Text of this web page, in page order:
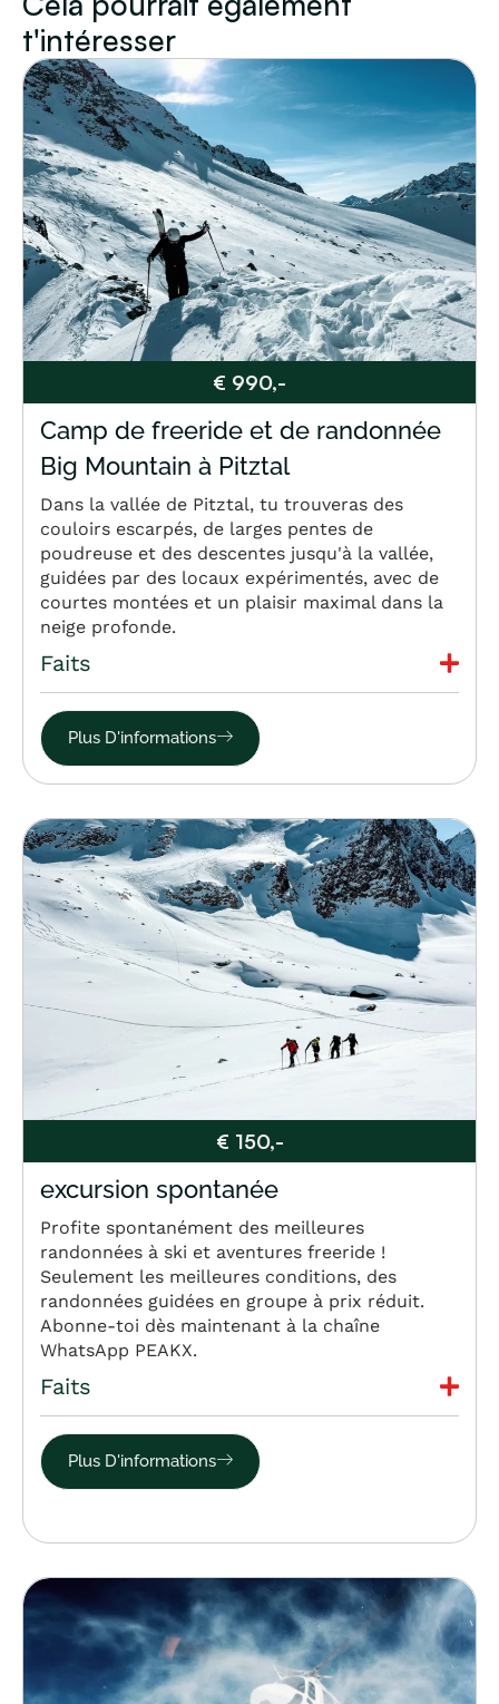
t'intéresser
€ 990,-
Camp de freeride et de randonnée
Big Mountain à Pitztal
Dans la vallée de Pitztal, tu trouveras des
couloirs escarpés, de larges pentes de
poudreuse et des descentes jusqu'à la vallée,
guidées par des locaux expérimentés, avec de
courtes montées et un plaisir maximal dans la
neige profonde.
Faits
Plus D'informations
€ 150,-
excursion spontanée
Profite spontanément des meilleures
randonnées à ski et aventures freeride !
Seulement les meilleures conditions, des
randonnées guidées en groupe à prix réduit.
Abonne-toi dès maintenant à la chaîne
WhatsApp PEAKX.
Faits
Plus D'informations